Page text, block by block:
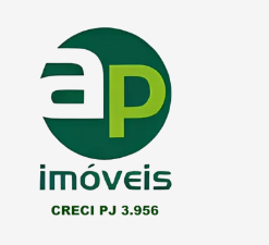
Página inicial